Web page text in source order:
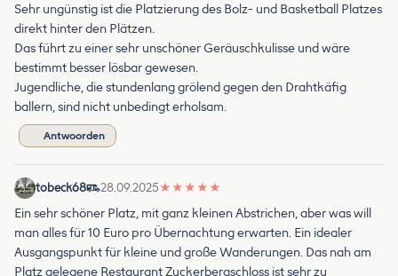
Sehr ungünstig ist die Platzierung des Bolz- und Basketball Platzes
direkt hinter den Plätzen.
Das führt zu einer sehr unschöner Geräuschkulisse und wäre
bestimmt besser lösbar gewesen.
Jugendliche, die stundenlang grölend gegen den Drahtkäfig
ballern, sind nicht unbedingt erholsam.
Antwoorden
tobeck68 28.09.2025★ ★ ★ ★ ★
Ein sehr schöner Platz, mit ganz kleinen Abstrichen, aber was will
man alles für 10 Euro pro Übernachtung erwarten. Ein idealer
Ausgangspunkt für kleine und große Wanderungen. Das nah am
Platz gelegene Restaurant Zuckerbergschloss ist sehr zu